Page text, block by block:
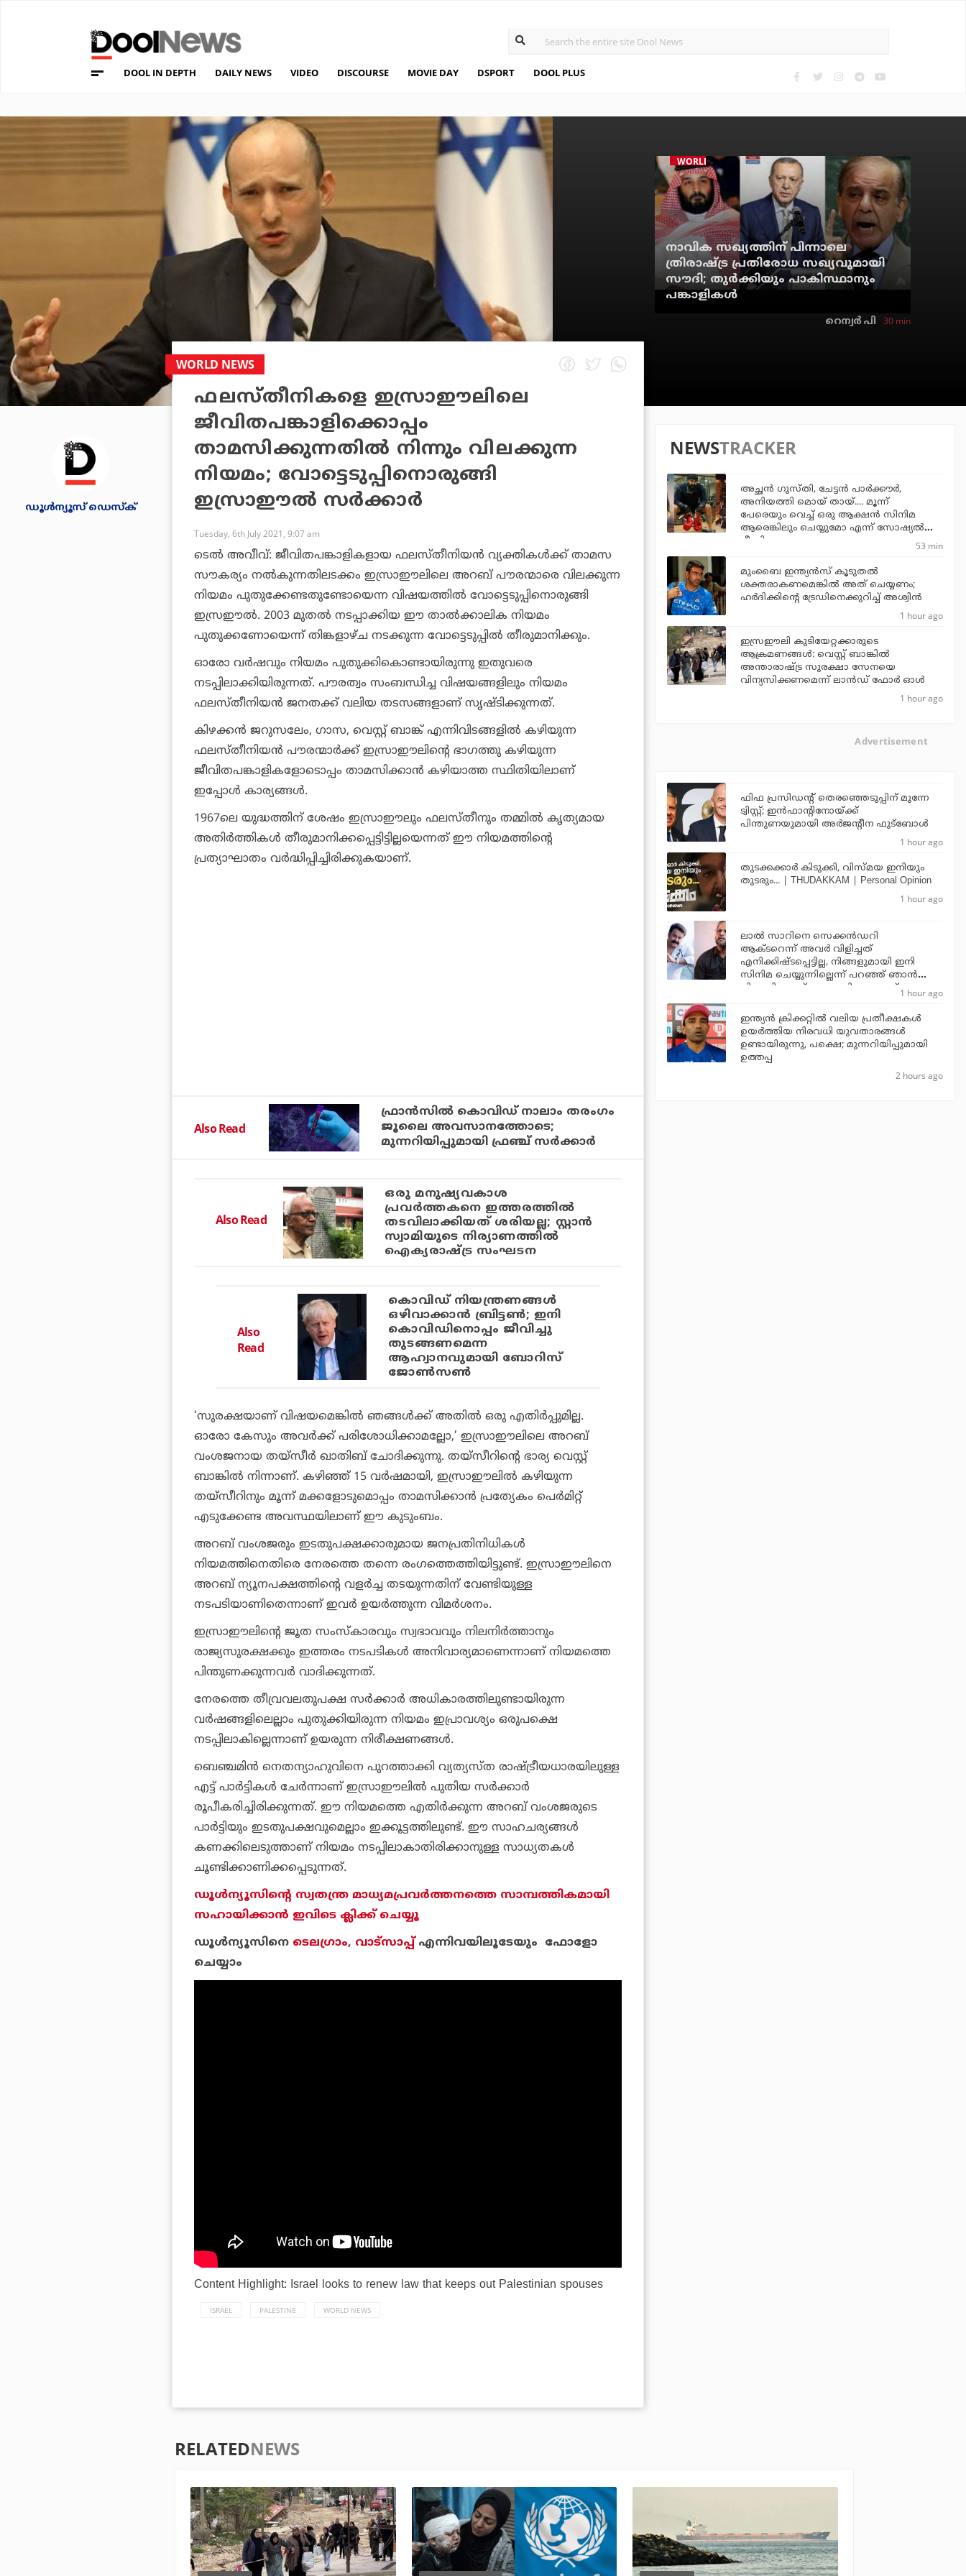
DOOL IN DEPTH DAILY NEWS VIDEO DISCOURSE MOVIE DAY DSPORT DOOL PLUS
WORLD
നാവിക സഖ്യത്തിന് പിന്നാലെ
ത്രിരാഷ്ട്ര പ്രതിരോധ സഖ്യവുമായി
സൗദി; തുര്‍ക്കിയും പാകിസ്ഥാനും
പങ്കാളികള്‍
റെന്വര്‍ പി 30 min
ഡൂള്‍ന്യൂസ് ഡെസ്‌ക്
WORLD NEWS
ഫലസ്തീനികളെ ഇസ്രാഈലിലെ
ജീവിതപങ്കാളിക്കൊപ്പം
താമസിക്കുന്നതില്‍ നിന്നും വിലക്കുന്ന
നിയമം; വോട്ടെടുപ്പിനൊരുങ്ങി
ഇസ്രാഈല്‍ സര്‍ക്കാര്‍
Tuesday, 6th July 2021, 9:07 am
ടെല്‍ അവീവ്: ജീവിതപങ്കാളികളായ ഫലസ്തീനിയന്‍ വ്യക്തികള്‍ക്ക് താമസ
സൗകര്യം നല്‍കുന്നതിലടക്കം ഇസ്രാഈലിലെ അറബ് പൗരന്മാരെ വിലക്കുന്ന
നിയമം പുതുക്കേണ്ടതുണ്ടോയെന്ന വിഷയത്തില്‍ വോട്ടെടുപ്പിനൊരുങ്ങി
ഇസ്രഈല്‍. 2003 മുതല്‍ നടപ്പാക്കിയ ഈ താല്‍ക്കാലിക നിയമം
പുതുക്കണോയെന്ന് തിങ്കളാഴ്ച നടക്കുന്ന വോട്ടെടുപ്പില്‍ തീരുമാനിക്കും.
ഓരോ വര്‍ഷവും നിയമം പുതുക്കികൊണ്ടായിരുന്നു ഇതുവരെ
നടപ്പിലാക്കിയിരുന്നത്. പൗരത്വം സംബന്ധിച്ച വിഷയങ്ങളിലും നിയമം
ഫലസ്തീനിയന്‍ ജനതക്ക് വലിയ തടസങ്ങളാണ് സൃഷ്ടിക്കുന്നത്.
കിഴക്കന്‍ ജറുസലേം, ഗാസ, വെസ്റ്റ് ബാങ്ക് എന്നിവിടങ്ങളില്‍ കഴിയുന്ന
ഫലസ്തീനിയന്‍ പൗരന്മാര്‍ക്ക് ഇസ്രാഈലിന്റെ ഭാഗത്തു കഴിയുന്ന
ജീവിതപങ്കാളികളോടൊപ്പം താമസിക്കാന്‍ കഴിയാത്ത സ്ഥിതിയിലാണ്
ഇപ്പോള്‍ കാര്യങ്ങള്‍.
1967ലെ യുദ്ധത്തിന് ശേഷം ഇസ്രാഈലും ഫലസ്തീനും തമ്മില്‍ കൃത്യമായ
അതിര്‍ത്തികള്‍ തീരുമാനിക്കപ്പെട്ടിട്ടില്ലയെന്നത് ഈ നിയമത്തിന്റെ
പ്രത്യാഘാതം വര്‍ദ്ധിപ്പിച്ചിരിക്കുകയാണ്.
Also Read
ഫ്രാന്‍സില്‍ കൊവിഡ് നാലാം തരംഗം
ജൂലൈ അവസാനത്തോടെ;
മുന്നറിയിപ്പുമായി ഫ്രഞ്ച് സര്‍ക്കാര്‍
Also Read
ഒരു മനുഷ്യവകാശ
പ്രവര്‍ത്തകനെ ഇത്തരത്തില്‍
തടവിലാക്കിയത് ശരിയല്ല; സ്റ്റാന്‍
സ്വാമിയുടെ നിര്യാണത്തില്‍
ഐക്യരാഷ്ട്ര സംഘടന
Also
Read
കൊവിഡ് നിയന്ത്രണങ്ങള്‍
ഒഴിവാക്കാന്‍ ബ്രിട്ടണ്‍; ഇനി
കൊവിഡിനൊപ്പം ജീവിച്ചു
തുടങ്ങണമെന്ന
ആഹ്വാനവുമായി ബോറിസ്
ജോണ്‍സണ്‍
‘സുരക്ഷയാണ് വിഷയമെങ്കില്‍ ഞങ്ങള്‍ക്ക് അതില്‍ ഒരു എതിര്‍പ്പുമില്ല.
ഓരോ കേസും അവര്‍ക്ക് പരിശോധിക്കാമല്ലോ,’ ഇസ്രാഈലിലെ അറബ്
വംശജനായ തയ്‌സീര്‍ ഖാതിബ് ചോദിക്കുന്നു. തയ്‌സീറിന്റെ ഭാര്യ വെസ്റ്റ്
ബാങ്കില്‍ നിന്നാണ്. കഴിഞ്ഞ് 15 വര്‍ഷമായി, ഇസ്രാഈലില്‍ കഴിയുന്ന
തയ്‌സീറിനും മൂന്ന് മക്കളോടുമൊപ്പം താമസിക്കാന്‍ പ്രത്യേകം പെര്‍മിറ്റ്
എടുക്കേണ്ട അവസ്ഥയിലാണ് ഈ കുടുംബം.
അറബ് വംശജരും ഇടതുപക്ഷക്കാരുമായ ജനപ്രതിനിധികള്‍
നിയമത്തിനെതിരെ നേരത്തെ തന്നെ രംഗത്തെത്തിയിട്ടുണ്ട്. ഇസ്രാഈലിനെ
അറബ് ന്യൂനപക്ഷത്തിന്റെ വളര്‍ച്ച തടയുന്നതിന് വേണ്ടിയുള്ള
നടപടിയാണിതെന്നാണ് ഇവര്‍ ഉയര്‍ത്തുന്ന വിമര്‍ശനം.
ഇസ്രാഈലിന്റെ ജൂത സംസ്‌കാരവും സ്വഭാവവും നിലനിര്‍ത്താനും
രാജ്യസുരക്ഷക്കും ഇത്തരം നടപടികള്‍ അനിവാര്യമാണെന്നാണ് നിയമത്തെ
പിന്തുണക്കുന്നവര്‍ വാദിക്കുന്നത്.
നേരത്തെ തീവ്രവലതുപക്ഷ സര്‍ക്കാര്‍ അധികാരത്തിലുണ്ടായിരുന്ന
വര്‍ഷങ്ങളിലെല്ലാം പുതുക്കിയിരുന്ന നിയമം ഇപ്രാവശ്യം ഒരുപക്ഷെ
നടപ്പിലാകില്ലെന്നാണ് ഉയരുന്ന നിരീക്ഷണങ്ങള്‍.
ബെഞ്ചമിന്‍ നെതന്യാഹുവിനെ പുറത്താക്കി വ്യത്യസ്ത രാഷ്ട്രീയധാരയിലുള്ള
എട്ട് പാര്‍ട്ടികള്‍ ചേര്‍ന്നാണ് ഇസ്രാഈലില്‍ പുതിയ സര്‍ക്കാര്‍
രൂപീകരിച്ചിരിക്കുന്നത്. ഈ നിയമത്തെ എതിര്‍ക്കുന്ന അറബ് വംശജരുടെ
പാര്‍ട്ടിയും ഇടതുപക്ഷവുമെല്ലാം ഇക്കൂട്ടത്തിലുണ്ട്. ഈ സാഹചര്യങ്ങള്‍
കണക്കിലെടുത്താണ് നിയമം നടപ്പിലാകാതിരിക്കാനുള്ള സാധ്യതകള്‍
ചൂണ്ടിക്കാണിക്കപ്പെടുന്നത്.
ഡൂള്‍ന്യൂസിന്റെ സ്വതന്ത്ര മാധ്യമപ്രവര്‍ത്തനത്തെ സാമ്പത്തികമായി
സഹായിക്കാന്‍ ഇവിടെ ക്ലിക്ക് ചെയ്യൂ
ഡൂള്‍ന്യൂസിനെ ടെലഗ്രാം, വാട്‌സാപ്പ്എന്നിവയിലൂടേയും ഫോളോ
ചെയ്യാം
Content Highlight: Israel looks to renew law that keeps out Palestinian spouses
ISRAEL PALESTINE WORLD NEWS
NEWSTRACKER
അച്ഛന്‍ ഗുസ്തി, ചേട്ടന്‍ പാര്‍ക്കൗര്‍,
അനിയത്തി മൊയ് തായ്.... മൂന്ന്
പേരെയും വെച്ച് ഒരു ആക്ഷന്‍ സിനിമ
ആരെങ്കിലും ചെയ്യുമോ എന്ന് സോഷ്യല്‍
മീഡിയ
53 min
മുംബൈ ഇന്ത്യന്‍സ് കൂടുതല്‍
ശക്തരാകണമെങ്കില്‍ അത് ചെയ്യണം;
ഹര്‍ദിക്കിന്റെ ട്രേഡിനെക്കുറിച്ച് അശ്വിന്‍
1 hour ago
ഇസ്രഈലി കുടിയേറ്റക്കാരുടെ
ആക്രമണങ്ങള്‍: വെസ്റ്റ് ബാങ്കില്‍
അന്താരാഷ്ട്ര സുരക്ഷാ സേനയെ
വിന്യസിക്കണമെന്ന് ലാന്‍ഡ് ഫോര്‍ ഓള്‍
1 hour ago
Advertisement
ഫിഫ പ്രസിഡന്റ് തെരഞ്ഞെടുപ്പിന് മുന്നേ
ട്വിസ്റ്റ്; ഇന്‍ഫാന്റിനോയ്ക്ക്
പിന്തുണയുമായി അര്‍ജന്റീന ഫുട്‌ബോള്‍
1 hour ago
തുടക്കക്കാര്‍ കിടുക്കി, വിസ്മയ ഇനിയും
തുടരും... | THUDAKKAM | Personal Opinion
1 hour ago
ലാല്‍ സാറിനെ സെക്കന്‍ഡറി
ആക്ടറെന്ന് അവര്‍ വിളിച്ചത്
എനിക്കിഷ്ടപ്പെട്ടില്ല, നിങ്ങളുമായി ഇനി
സിനിമ ചെയ്യുന്നില്ലെന്ന് പറഞ്ഞ് ഞാന്‍
പിന്മാറി: ജൂഡ് ആന്തണി ജോസഫ്1 hour ago
ഇന്ത്യന്‍ ക്രിക്കറ്റില്‍ വലിയ പ്രതീക്ഷകള്‍
ഉയര്‍ത്തിയ നിരവധി യുവതാരങ്ങള്‍
ഉണ്ടായിരുന്നു, പക്ഷെ; മുന്നറിയിപ്പുമായി
ഉത്തപ്പ
2 hours ago
RELATEDNEWS